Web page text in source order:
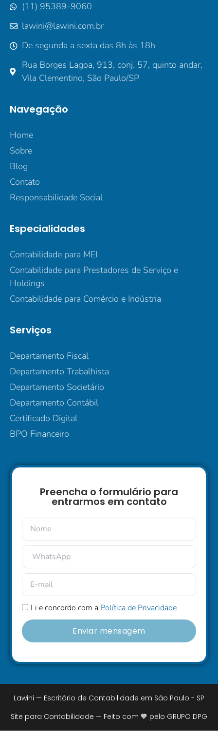
(11) 95389-9060
lawini@lawini.com.br
De segunda a sexta das 8h às 18h
Rua Borges Lagoa, 913, conj. 57, quinto andar,
Vila Clementino, São Paulo/SP
Navegação
Home
Sobre
Blog
Contato
Responsabilidade Social
Especialidades
Contabilidade para MEI
Contabilidade para Prestadores de Serviço e
Holdings
Contabilidade para Comércio e Indústria
Serviços
Departamento Fiscal
Departamento Trabalhista
Departamento Societário
Departamento Contábil
Certificado Digital
BPO Financeiro
Preencha o formulário para
entrarmos em contato
Li e concordo com a Política de Privacidade
Enviar mensagem
Lawini — Escritório de Contabilidade em São Paulo - SP
Site para Contabilidade — Feito com 🧡 pelo GRUPO DPG